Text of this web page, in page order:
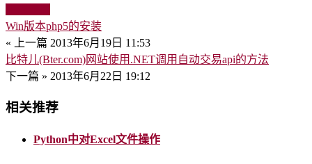
Win版本php5的安装
« 上一篇 2013年6月19日 11:53
比特儿(Bter.com)网站使用.NET调用自动交易api的方法
下一篇 » 2013年6月22日 19:12
相关推荐
Python中对Excel文件操作